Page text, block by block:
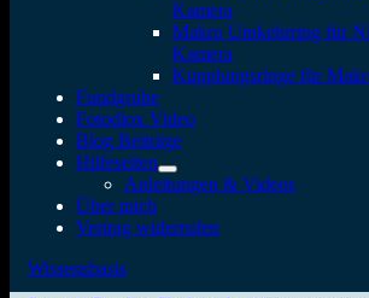
Kamera
Makro Umkehrring für
Kamera
Kupplungsringe für
Fundgrube
Fotodiox Video
Blog Beiträge
Hilfeseiten
Anleitungen & Videos
Über mich
Vertrag widerrufen
Wissensbasis